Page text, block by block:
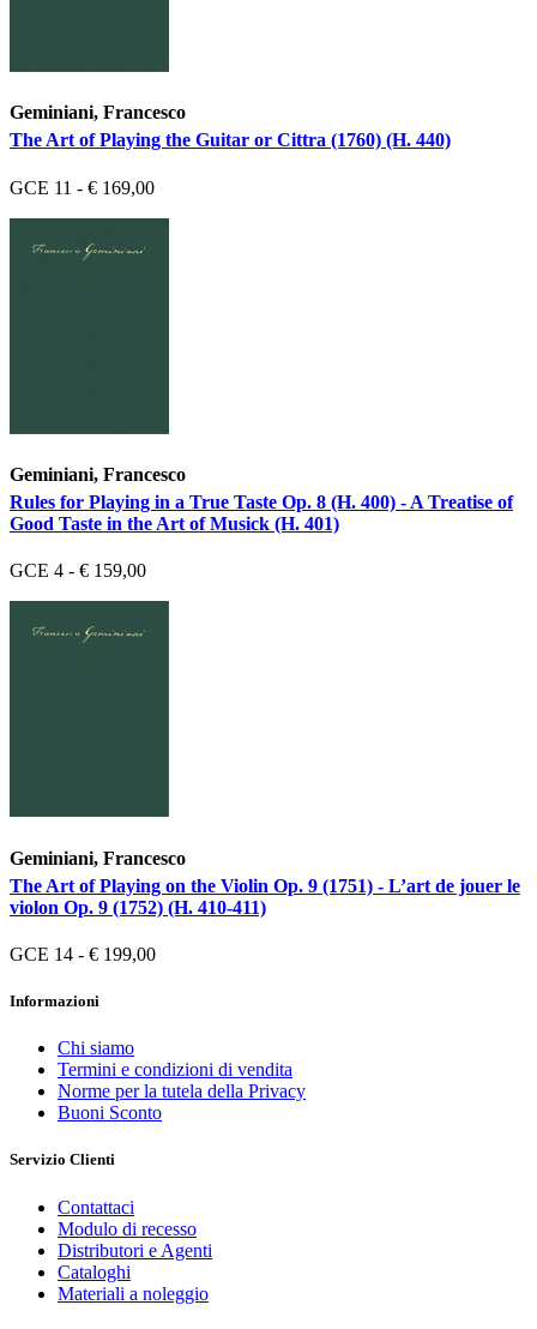
Geminiani, Francesco
The Art of Playing the Guitar or Cittra (1760) (H. 440)
GCE 11 - € 169,00
Geminiani, Francesco
Rules for Playing in a True Taste Op. 8 (H. 400) - A Treatise of
Good Taste in the Art of Musick (H. 401)
GCE 4 - € 159,00
Geminiani, Francesco
The Art of Playing on the Violin Op. 9 (1751) - L’art de jouer le
violon Op. 9 (1752) (H. 410-411)
GCE 14 - € 199,00
Informazioni
Chi siamo
Termini e condizioni di vendita
Norme per la tutela della Privacy
Buoni Sconto
Servizio Clienti
Contattaci
Modulo di recesso
Distributori e Agenti
Cataloghi
Materiali a noleggio